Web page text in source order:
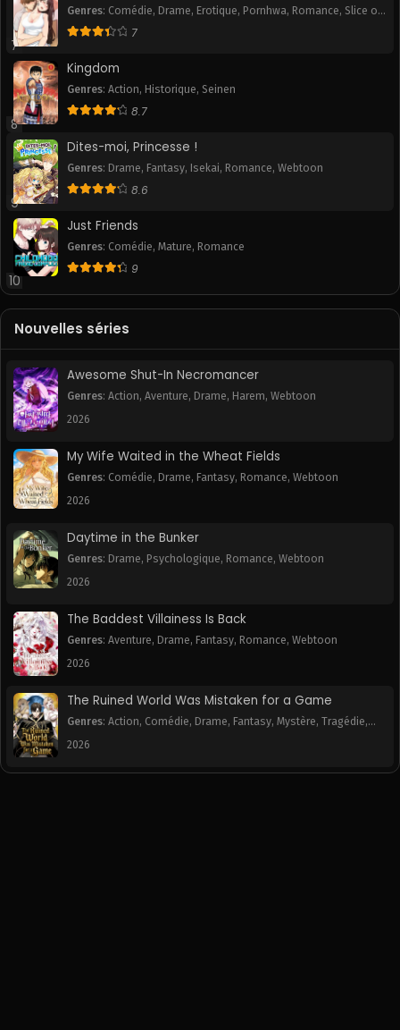
7
Genres: Comédie, Drame, Erotique, Pornhwa, Romance, Slice of
Life,Smut 7
8
Kingdom
Genres: Action, Historique, Seinen
8.7
9
Dites-moi, Princesse !
Genres: Drame, Fantasy, Isekai, Romance, Webtoon
8.6
10
Just Friends
Genres: Comédie, Mature, Romance
9
Nouvelles séries
Awesome Shut-In Necromancer
Genres: Action, Aventure, Drame, Harem, Webtoon
2026
My Wife Waited in the Wheat Fields
Genres: Comédie, Drame, Fantasy, Romance, Webtoon
2026
Daytime in the Bunker
Genres: Drame, Psychologique, Romance, Webtoon
2026
The Baddest Villainess Is Back
Genres: Aventure, Drame, Fantasy, Romance, Webtoon
2026
The Ruined World Was Mistaken for a Game
Genres: Action, Comédie, Drame, Fantasy, Mystère, Tragédie,
Webtoon
2026